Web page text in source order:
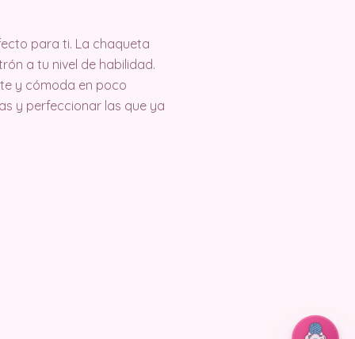
para ti. La chaqueta
a tu nivel de habilidad.
y cómoda en poco
y perfeccionar las que ya